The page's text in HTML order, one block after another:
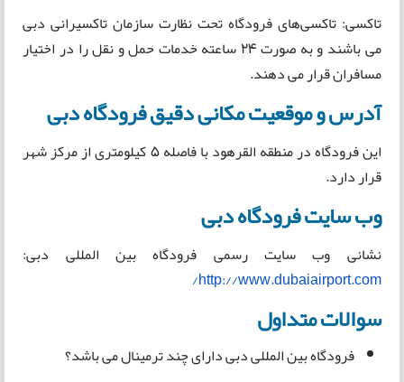
تاکسی: تاکسی‌های فرودگاه تحت نظارت سازمان تاکسیرانی دبی
می باشند و به صورت 24 ساعته خدمات حمل و نقل را در اختیار
مسافران قرار می دهند.
آدرس و موقعیت مکانی دقیق فرودگاه دبی
این فرودگاه در منطقه القرهود با فاصله 5 کیلومتری از مرکز شهر
قرار دارد.
وب سایت فرودگاه دبی
نشانی وب سایت رسمی فرودگاه بین المللی دبی:
http://www.dubaiairport.com/
سوالات متداول
فرودگاه بین المللی دبی دارای چند ترمینال می باشد؟